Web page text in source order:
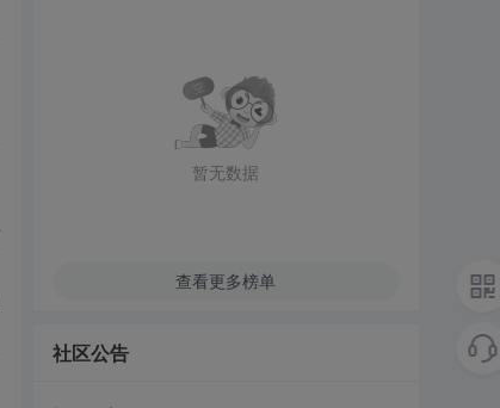
暂无数据
查看更多榜单
社区公告